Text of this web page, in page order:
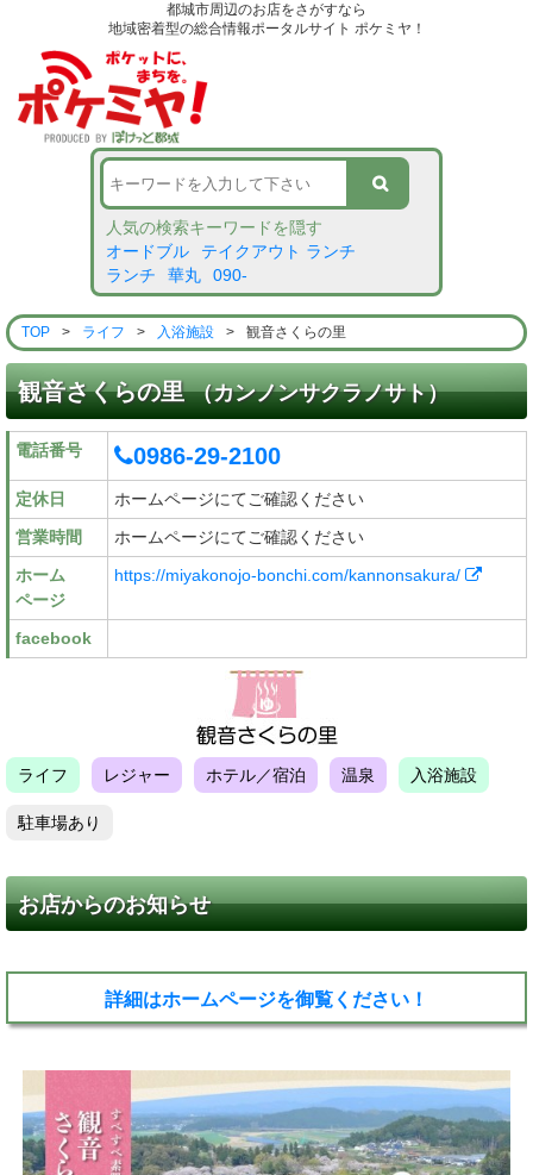
都城市周辺のお店をさがすなら
地域密着型の総合情報ポータルサイト ポケミヤ！
人気の検索キーワードを隠す
オードブル
テイクアウト ランチ
ランチ
華丸 090-
TOP > ライフ > 入浴施設 > 観音さくらの里
観音さくらの里（カンノンサクラノサト）
電話番号 0986-29-2100
定休日
ホームページにてご確認ください
営業時間
ホームページにてご確認ください
ホーム
ページ
https://miyakonojo-bonchi.com/kannonsakura/
facebook
ライフ レジャー ホテル／宿泊 温泉 入浴施設
駐車場あり
お店からのお知らせ
詳細はホームページを御覧ください！